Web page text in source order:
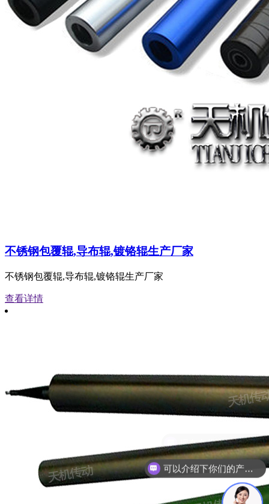
不锈钢包覆辊,导布辊,镀铬辊生产厂家
不锈钢包覆辊,导布辊,镀铬辊生产厂家
查看详情
可以介绍下你们的产品么？